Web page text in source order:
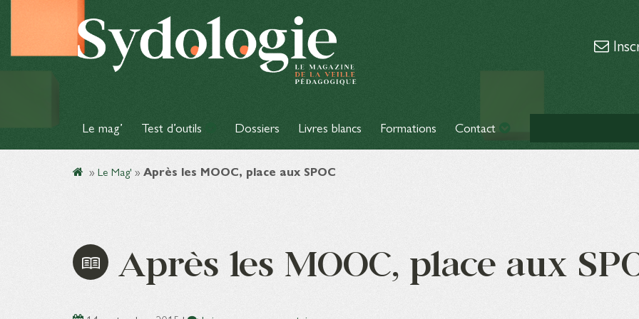
Le mag’ Test d’outils Dossiers Livres blancs Formations Contact
» Le Mag' » Après les MOOC, place aux SPOC
Après les MOOC, place aux